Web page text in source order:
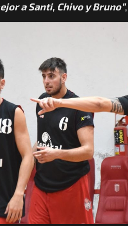
a Santi, Chivo y Bruno”